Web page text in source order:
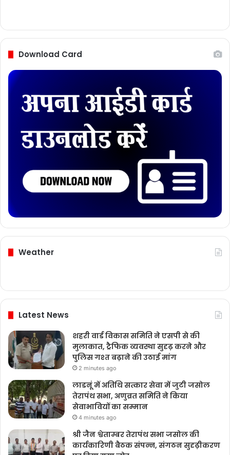
Download Card
Latest News
शहरी वार्ड विकास समिति ने एसपी से की
मुलाकात, ट्रैफिक व्यवस्था सुदृढ़ करने और
पुलिस गश्त बढ़ाने की उठाई मांग
2 minutes ago
लाडनूं में अतिथि सत्कार सेवा में जुटी जसोल
तेरापंथ सभा, अणुव्रत समिति ने किया
सेवाभावियों का सम्मान
4 minutes ago
श्री जैन श्वेताम्बर तेरापंथ सभा जसोल की